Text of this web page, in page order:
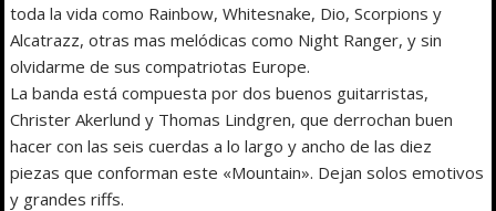
toda la vida como Rainbow, Whitesnake, Dio, Scorpions y
Alcatrazz, otras mas melódicas como Night Ranger, y sin
olvidarme de sus compatriotas Europe.
La banda está compuesta por dos buenos guitarristas,
Christer Akerlund y Thomas Lindgren, que derrochan buen
hacer con las seis cuerdas a lo largo y ancho de las diez
piezas que conforman este «Mountain». Dejan solos emotivos
y grandes riffs.